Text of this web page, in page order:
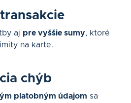
aj pre vyššie sumy, ktoré
na karte.
chýb
platobným údajom sa